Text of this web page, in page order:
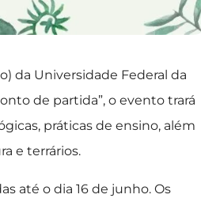
da Universidade Federal da
de partida”, o evento trará
práticas de ensino, além
e terrários.
até o dia 16 de junho. Os